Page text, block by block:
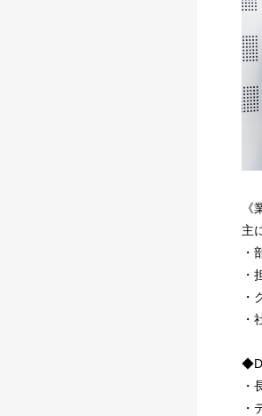
《
主
・
・
・
・
・
・